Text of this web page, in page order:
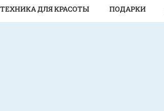
ТЕХНИКА ДЛЯ КРАСОТЫ ПОДАРКИ